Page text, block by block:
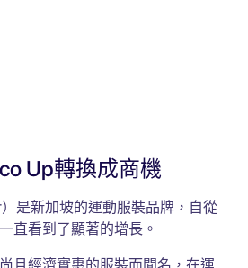
Up轉換成商機
是新加坡的運動服裝品牌，自從
直看到了顯著的增長。